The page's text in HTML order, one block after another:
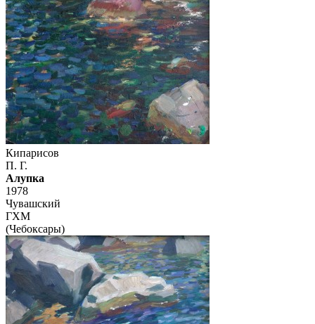
Кипарисов
П. Г.
Алупка
1978
Чувашский
ГХМ
(Чебоксары)